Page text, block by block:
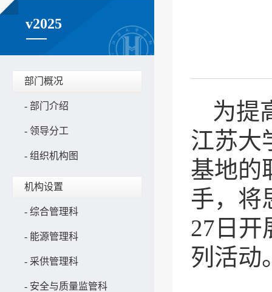
v2025
部门概况
- 部门介绍
- 领导分工
- 组织机构图
机构设置
- 综合管理科
- 能源管理科
- 采供管理科
- 安全与质量监管科
为提
江苏大
基地的
手，将
27日开
列活动